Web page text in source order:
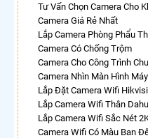
Tư Vấn Chọn Camera Cho
Camera Giá Rẻ Nhất
Lắp Camera Phòng Phẩu
Camera Có Chống Trộm
Camera Cho Công Trình
Camera Nhìn Màn Hình
Lắp Đặt Camera Wifi
Lắp Camera Wifi Thân
Lắp Camera Wifi Sắc Nét
Camera Wifi Có Màu Ban